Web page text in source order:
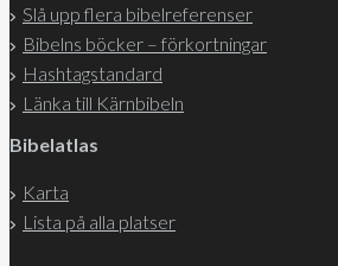
Slå upp flera bibelreferenser
Bibelns böcker – förkortningar
Hashtagstandard
Länka till Kärnbibeln
Bibelatlas
Karta
Lista på alla platser